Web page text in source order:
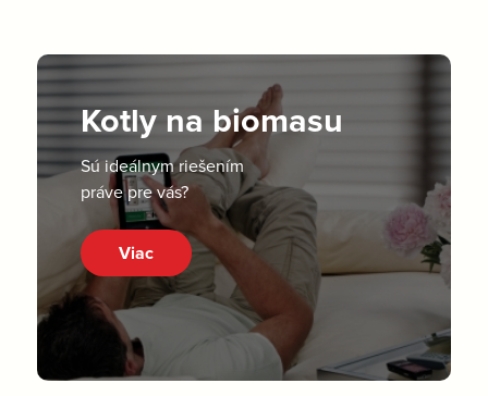
Kotly na biomasu
Sú ideálnym riešením
práve pre vás?
Viac